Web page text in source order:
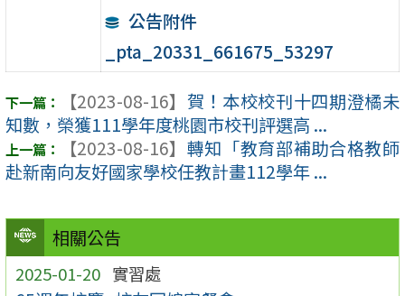
相關公告
2025-01-20 實習處
公告附件
_pta_20331_661675_53297
【2023-08-16】 賀！本校校刊十四期澄橘未
知數，榮獲111學年度桃園市校刊評選高 ...
【2023-08-16】 轉知「教育部補助合格教師
赴新南向友好國家學校任教計畫112學年 ...